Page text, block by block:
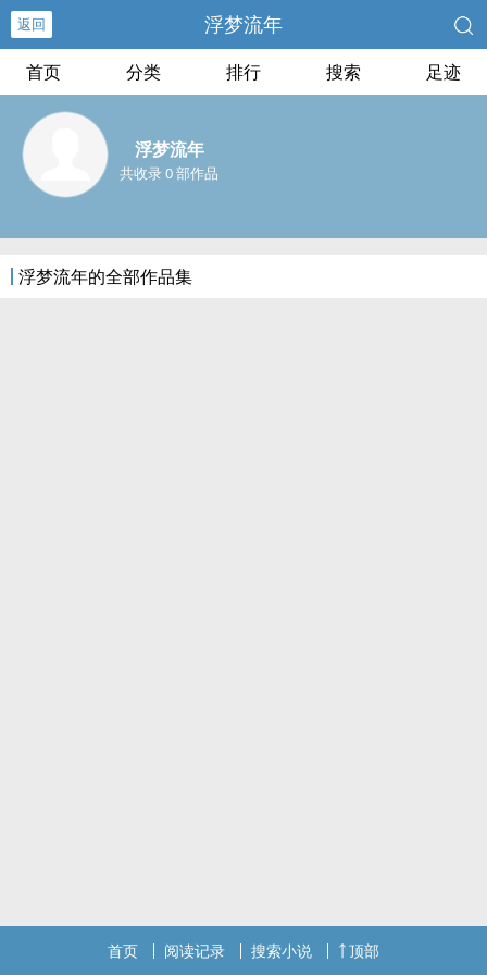
返回 浮梦流年
首页 分类 排行 搜索 足迹
浮梦流年
共收录 0 部作品
浮梦流年的全部作品集
首页 阅读记录 搜索小说 顶部